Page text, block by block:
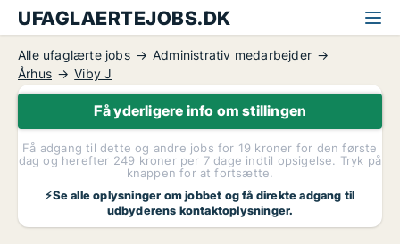
UFAGLAERTEJOBS.DK
Alle ufaglærte jobs
Administrativ medarbejder
Århus
Viby J
Få yderligere info om stillingen
Få adgang til dette og andre jobs for 19 kroner for den første
dag og herefter 249 kroner per 7 dage indtil opsigelse. Tryk på
knappen for at fortsætte.
⚡Se alle oplysninger om jobbet og få direkte adgang til
udbyderens kontaktoplysninger.